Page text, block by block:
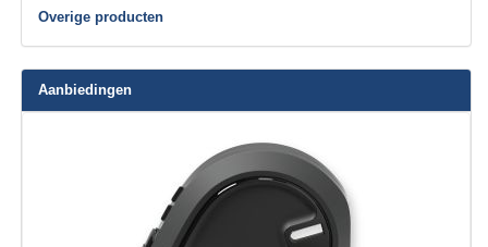
Overige producten
Aanbiedingen